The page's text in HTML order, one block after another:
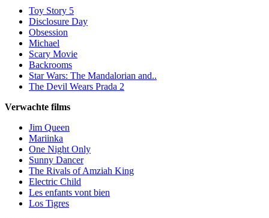
Toy Story 5
Disclosure Day
Obsession
Michael
Scary Movie
Backrooms
Star Wars: The Mandalorian and..
The Devil Wears Prada 2
Verwachte films
Jim Queen
Mariinka
One Night Only
Sunny Dancer
The Rivals of Amziah King
Electric Child
Les enfants vont bien
Los Tigres